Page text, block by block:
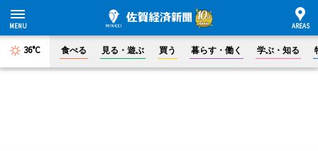
36°C 食べる 見る・遊ぶ 買う 暮らす・働く 学ぶ・知る